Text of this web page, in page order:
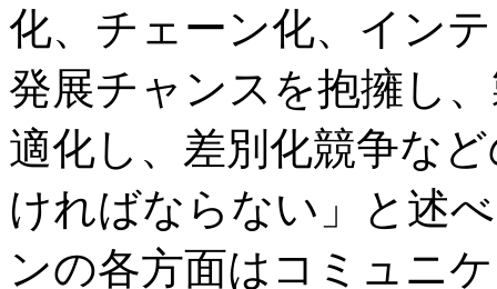
化、チェーン化、イン
発展チャンスを抱擁し
適化し、差別化競争な
ければならない」と述
ンの各方面はコミュニ